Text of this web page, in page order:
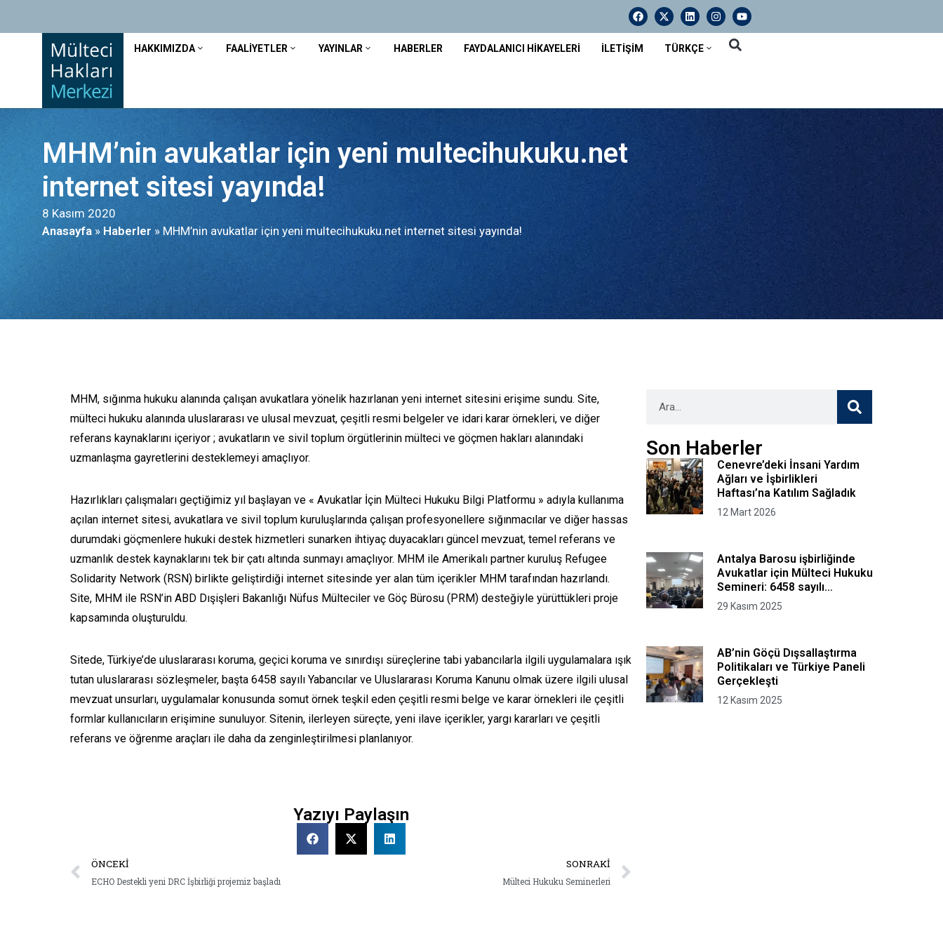
HAKKIMIZDA FAALIYETLER YAYINLAR HABERLER FAYDALANICI HIKAYELERI İLETIŞIM TÜRKÇE
MHM’nin avukatlar için yeni multecihukuku.net
internet sitesi yayında!
8 Kasım 2020
Anasayfa » Haberler » MHM’nin avukatlar için yeni multecihukuku.net internet sitesi yayında!
MHM, sığınma hukuku alanında çalışan avukatlara yönelik hazırlanan yeni internet sitesini erişime sundu. Site,
mülteci hukuku alanında uluslararası ve ulusal mevzuat, çeşitli resmi belgeler ve idari karar örnekleri, ve diğer
referans kaynaklarını içeriyor ; avukatların ve sivil toplum örgütlerinin mülteci ve göçmen hakları alanındaki
uzmanlaşma gayretlerini desteklemeyi amaçlıyor.
Hazırlıkları çalışmaları geçtiğimiz yıl başlayan ve « Avukatlar İçin Mülteci Hukuku Bilgi Platformu » adıyla kullanıma
açılan internet sitesi, avukatlara ve sivil toplum kuruluşlarında çalışan profesyonellere sığınmacılar ve diğer hassas
durumdaki göçmenlere hukuki destek hizmetleri sunarken ihtiyaç duyacakları güncel mevzuat, temel referans ve
uzmanlık destek kaynaklarını tek bir çatı altında sunmayı amaçlıyor. MHM ile Amerikalı partner kuruluş Refugee
Solidarity Network (RSN) birlikte geliştirdiği internet sitesinde yer alan tüm içerikler MHM tarafından hazırlandı.
Site, MHM ile RSN’in ABD Dışişleri Bakanlığı Nüfus Mülteciler ve Göç Bürosu (PRM) desteğiyle yürüttükleri proje
kapsamında oluşturuldu.
Sitede, Türkiye’de uluslararası koruma, geçici koruma ve sınırdışı süreçlerine tabi yabancılarla ilgili uygulamalara ışık
tutan uluslararası sözleşmeler, başta 6458 sayılı Yabancılar ve Uluslararası Koruma Kanunu olmak üzere ilgili ulusal
mevzuat unsurları, uygulamalar konusunda somut örnek teşkil eden çeşitli resmi belge ve karar örnekleri ile çeşitli
formlar kullanıcıların erişimine sunuluyor. Sitenin, ilerleyen süreçte, yeni ilave içerikler, yargı kararları ve çeşitli
referans ve öğrenme araçları ile daha da zenginleştirilmesi planlanıyor.
Yazıyı Paylaşın
ÖNCEKI
ECHO Destekli yeni DRC İşbirliği projemiz başladı
SONRAKI
Mülteci Hukuku Seminerleri
Son Haberler
Cenevre’deki İnsani Yardım
Ağları ve İşbirlikleri
Haftası’na Katılım Sağladık
12 Mart 2026
Antalya Barosu işbirliğinde
Avukatlar için Mülteci Hukuku
Semineri: 6458 sayılı
Yabancılar ve Uluslararası
ve Alternatif Yükümlülükler
29 Kasım 2025
AB’nin Göçü Dışsallaştırma
Politikaları ve Türkiye Paneli
Gerçekleşti
12 Kasım 2025